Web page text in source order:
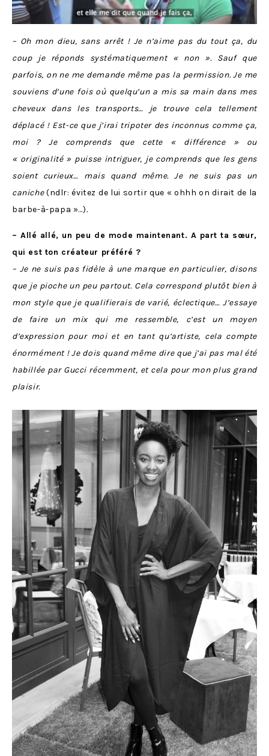
– Oh mon dieu, sans arrêt ! Je n’aime pas du tout ça, du
coup je réponds systématiquement « non ». Sauf que
parfois, on ne me demande même pas la permission. Je me
souviens d’une fois où quelqu’un a mis sa main dans mes
cheveux dans les transports… je trouve cela tellement
déplacé ! Est-ce que j’irai tripoter des inconnus comme ça,
moi ? Je comprends que cette « différence » ou
« originalité » puisse intriguer, je comprends que les gens
soient curieux… mais quand même. Je ne suis pas un
caniche(ndlr: évitez de lui sortir que « ohhh on dirait de la
barbe-à-papa »…).
– Allé allé, un peu de mode maintenant. A part ta sœur,
qui est ton créateur préféré ?
– Je ne suis pas fidèle à une marque en particulier, disons
que je pioche un peu partout. Cela correspond plutôt bien à
mon style que je qualifierais de varié, éclectique… J’essaye
de faire un mix qui me ressemble, c’est un moyen
d’expression pour moi et en tant qu’artiste, cela compte
énormément ! Je dois quand même dire que j’ai pas mal été
habillée par Gucci récemment, et cela pour mon plus grand
plaisir.